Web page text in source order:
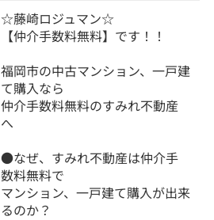
☆藤崎ロジュマン☆
【仲介手数料無料】です！！
福岡市の中古マンション、一戸建
て購入なら
仲介手数料無料のすみれ不動産
へ
●なぜ、すみれ不動産は仲介手
数料無料で
マンション、一戸建て購入が出来
るのか？